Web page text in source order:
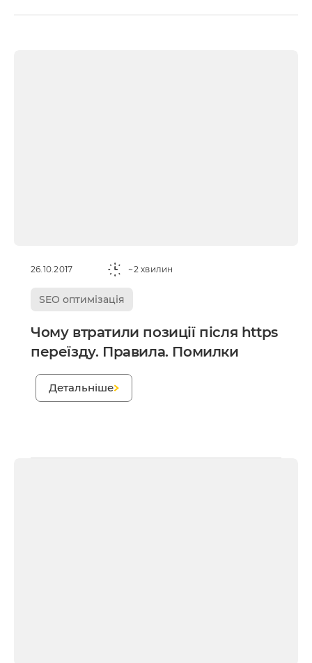
26.10.2017 ~2 хвилин
SEO оптимізація
Чому втратили позиції після https
переїзду. Правила. Помилки
Детальніше